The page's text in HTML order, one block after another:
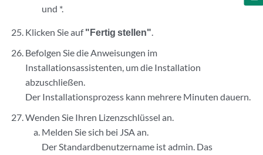
und *.
Klicken Sie auf"Fertig stellen".
Befolgen Sie die Anweisungen im
Installationsassistenten, um die Installation
abzuschließen.
Der Installationsprozess kann mehrere Minuten dauern.
Wenden Sie Ihren Lizenzschlüssel an.
Melden Sie sich bei JSAan.
Der Standardbenutzername ist admin. Das